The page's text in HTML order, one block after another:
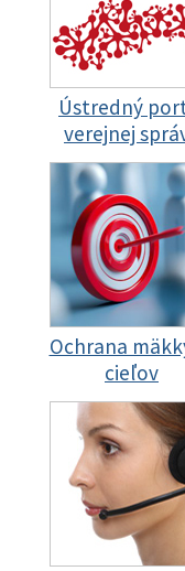
Ústredný
verejnej
Ochrana
cieľov